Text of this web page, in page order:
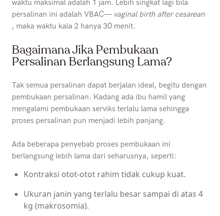
waktu maksimal adalah 1 jam. Lebih singkat lagi bila
persalinan ini adalah VBAC— vaginal birth after cesarean
, maka waktu kala 2 hanya 30 menit.
Bagaimana Jika Pembukaan
Persalinan Berlangsung Lama?
Tak semua persalinan dapat berjalan ideal, begitu dengan
pembukaan persalinan. Kadang ada ibu hamil yang
mengalami pembukaan serviks terlalu lama sehingga
proses persalinan pun menjadi lebih panjang.
Ada beberapa penyebab proses pembukaan ini
berlangsung lebih lama dari seharusnya, seperti:
Kontraksi otot-otot rahim tidak cukup kuat.
Ukuran janin yang terlalu besar sampai di atas 4
kg (makrosomia).